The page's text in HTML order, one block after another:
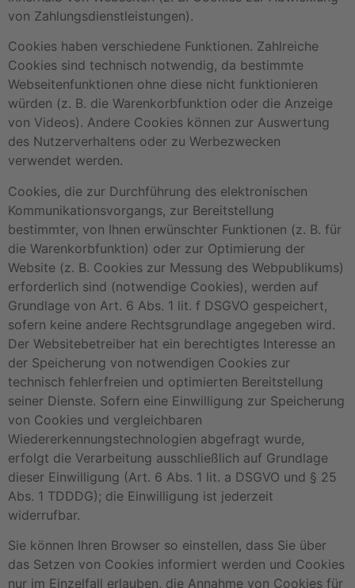
von Zahlungsdienstleistungen).
Cookies haben verschiedene Funktionen. Zahlreiche
Cookies sind technisch notwendig, da bestimmte
Webseitenfunktionen ohne diese nicht funktionieren
würden (z. B. die Warenkorbfunktion oder die Anzeige
von Videos). Andere Cookies können zur Auswertung
des Nutzerverhaltens oder zu Werbezwecken
verwendet werden.
Cookies, die zur Durchführung des elektronischen
Kommunikationsvorgangs, zur Bereitstellung
bestimmter, von Ihnen erwünschter Funktionen (z. B. für
die Warenkorbfunktion) oder zur Optimierung der
Website (z. B. Cookies zur Messung des Webpublikums)
erforderlich sind (notwendige Cookies), werden auf
Grundlage von Art. 6 Abs. 1 lit. f DSGVO gespeichert,
sofern keine andere Rechtsgrundlage angegeben wird.
Der Websitebetreiber hat ein berechtigtes Interesse an
der Speicherung von notwendigen Cookies zur
technisch fehlerfreien und optimierten Bereitstellung
seiner Dienste. Sofern eine Einwilligung zur Speicherung
von Cookies und vergleichbaren
Wiedererkennungstechnologien abgefragt wurde,
erfolgt die Verarbeitung ausschließlich auf Grundlage
dieser Einwilligung (Art. 6 Abs. 1 lit. a DSGVO und § 25
Abs. 1 TDDDG); die Einwilligung ist jederzeit
widerrufbar.
Sie können Ihren Browser so einstellen, dass Sie über
das Setzen von Cookies informiert werden und Cookies
nur im Einzelfall erlauben, die Annahme von Cookies für